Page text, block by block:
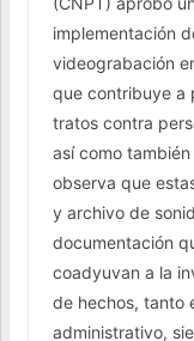
implementación
videograbación
que contribuye a
tratos contra
así como
observa que
y archivo de
documentación
coadyuvan a la
de hechos, tanto
administrativo,